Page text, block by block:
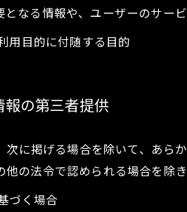
となる情報や、ユーザーのサー
用目的に付随する目的
報の第三者提供
次に掲げる場合を除いて、あら
他の法令で認められる場合を除き
づく場合